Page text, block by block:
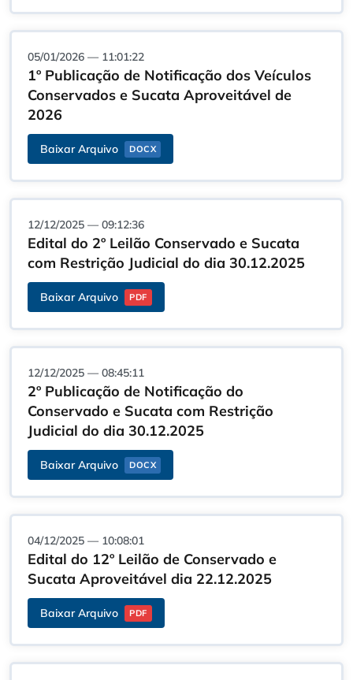
05/01/2026 — 11:01:22
1º Publicação de Notificação dos Veículos
Conservados e Sucata Aproveitável de
2026
Baixar Arquivo DOCX
12/12/2025 — 09:12:36
Edital do 2º Leilão Conservado e Sucata
com Restrição Judicial do dia 30.12.2025
Baixar Arquivo PDF
12/12/2025 — 08:45:11
2º Publicação de Notificação do
Conservado e Sucata com Restrição
Judicial do dia 30.12.2025
Baixar Arquivo DOCX
04/12/2025 — 10:08:01
Edital do 12º Leilão de Conservado e
Sucata Aproveitável dia 22.12.2025
Baixar Arquivo PDF